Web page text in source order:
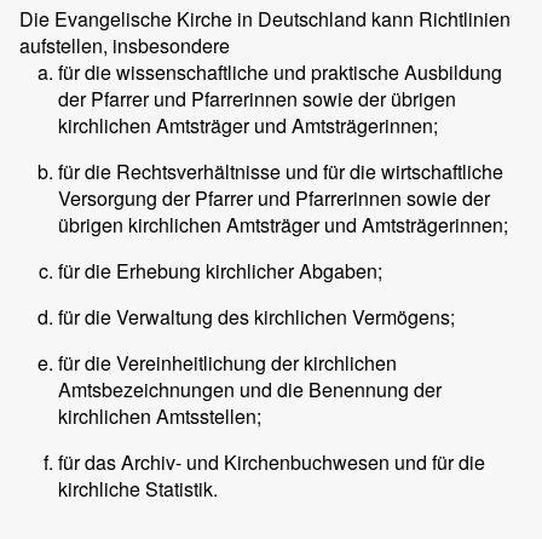
Die Evangelische Kirche in Deutschland kann Richtlinien
aufstellen, insbesondere
für die wissenschaftliche und praktische Ausbildung
der Pfarrer und Pfarrerinnen sowie der übrigen
kirchlichen Amtsträger und Amtsträgerinnen;
für die Rechtsverhältnisse und für die wirtschaftliche
Versorgung der Pfarrer und Pfarrerinnen sowie der
übrigen kirchlichen Amtsträger und Amtsträgerinnen;
für die Erhebung kirchlicher Abgaben;
für die Verwaltung des kirchlichen Vermögens;
für die Vereinheitlichung der kirchlichen
Amtsbezeichnungen und die Benennung der
kirchlichen Amtsstellen;
für das Archiv- und Kirchenbuchwesen und für die
kirchliche Statistik.